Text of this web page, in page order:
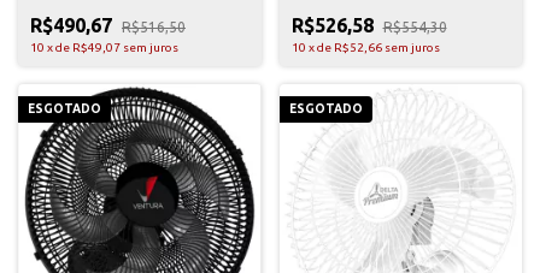
R$490,67 R$516,50
10 xde R$49,07 sem juros
R$526,58 R$554,30
10 xde R$52,66 sem juros
ESGOTADO ESGOTADO